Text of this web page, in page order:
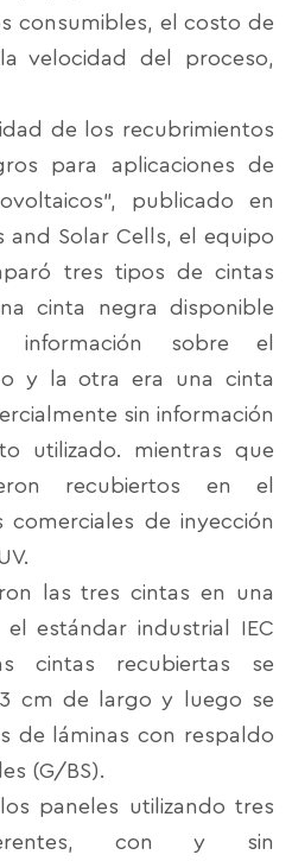
consumibles, el costo de
velocidad del proceso,
de los recubrimientos
para aplicaciones de
publicado en
and Solar Cells, el equipo
tres tipos de cintas
cinta negra disponible
información sobre el
y la otra era una cinta
sin información
utilizado. mientras que
recubiertos en el
comerciales de inyección
las tres cintas en una
el estándar industrial IEC
cintas recubiertas se
cm de largo y luego se
de láminas con respaldo
(G/BS).
paneles utilizando tres
con y sin